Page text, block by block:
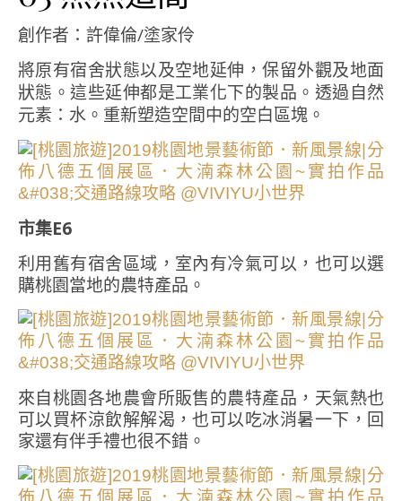
創作者：許偉倫/塗家伶
將原有宿舍狀態以及空地延伸，保留外觀及地面
狀態。這些延伸都是工業化下的製品。透過自然
元素：水。重新塑造空間中的空白區塊。
市集E6
利用舊有宿舍區域，室內有冷氣可以，也可以選
購桃園當地的農特產品。
來自桃園各地農會所販售的農特產品，天氣熱也
可以買杯涼飲解解渴，也可以吃冰消暑一下，回
家還有伴手禮也很不錯。